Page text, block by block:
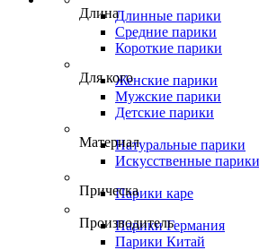
ДлинаДлинные парики
Средние парики
Короткие парики
Для когоЖенские парики
Мужские парики
Детские парики
МатериалНатуральные парики
Искусственные парики
ПрическаПарики каре
Производитель
Парики Германия
Парики Китай